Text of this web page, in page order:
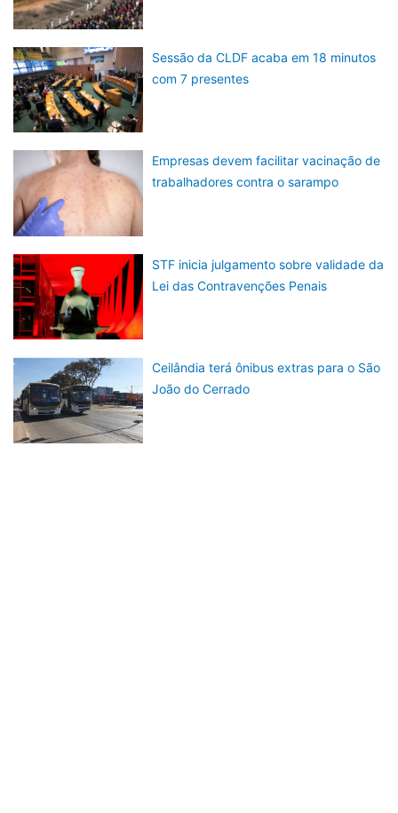
Sessão da CLDF acaba em 18 minutos
com 7 presentes
Empresas devem facilitar vacinação de
trabalhadores contra o sarampo
STF inicia julgamento sobre validade da
Lei das Contravenções Penais
Ceilândia terá ônibus extras para o São
João do Cerrado